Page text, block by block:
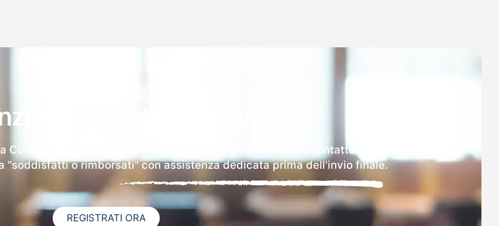
100% sulla tua MAD
Commezzadura riceverai via email i dettagli delle scuole contattate.
"soddisfatti o rimborsati" con assistenza dedicata prima dell'invio finale.
REGISTRATI ORA